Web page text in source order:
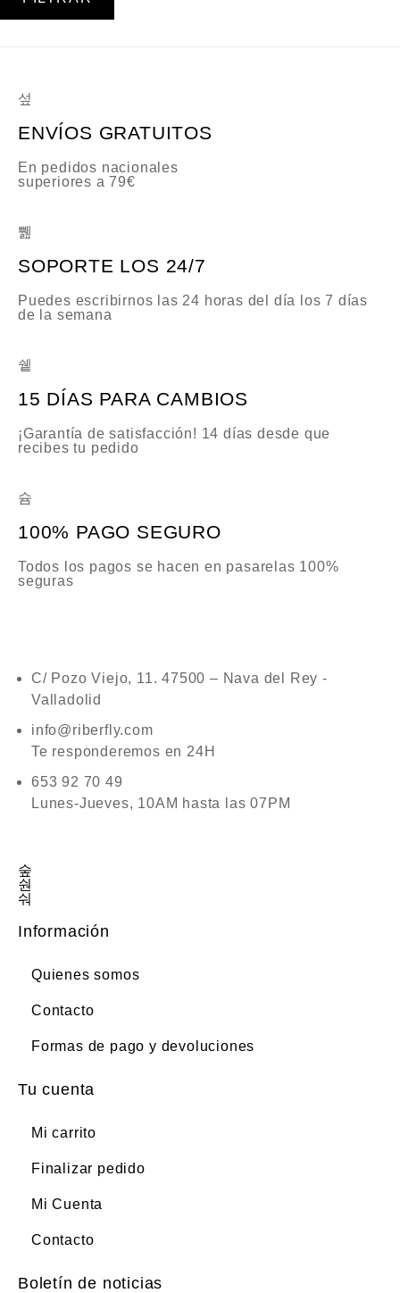
ENVÍOS GRATUITOS
En pedidos nacionales
superiores a 79€
SOPORTE LOS 24/7
Puedes escribirnos las 24 horas del día los 7 días
de la semana
15 DÍAS PARA CAMBIOS
¡Garantía de satisfacción! 14 días desde que
recibes tu pedido
100% PAGO SEGURO
Todos los pagos se hacen en pasarelas 100%
seguras
C/ Pozo Viejo, 11. 47500 – Nava del Rey -
Valladolid
info@riberfly.com
Te responderemos en 24H
653 92 70 49
Lunes-Jueves, 10AM hasta las 07PM
Información
Quienes somos
Contacto
Formas de pago y devoluciones
Tu cuenta
Mi carrito
Finalizar pedido
Mi Cuenta
Contacto
Boletín de noticias